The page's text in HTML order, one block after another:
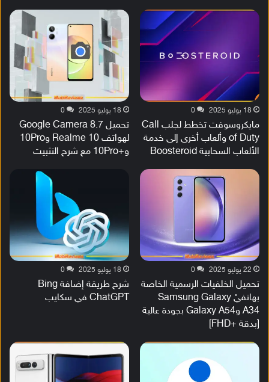
18 يوليو 2025 0
مايكروسوفت تخطط لجلب Call
of Duty وألعاب أخرى إلى خدمة
الألعاب السحابية Boosteroid
18 يوليو 2025 0
تحميل Google Camera 8.7
لهواتف Realme 10 و10Pro
و+10Pro مع شرح التثبيت
22 يوليو 2025 0
تحميل الخلفيات الرسمية الخاصة
بهاتفيْ Samsung Galaxy
A34 وGalaxy A54 بجودة عالية
[بدقة +FHD]
18 يوليو 2025 0
شرح طريقة إضافة Bing
ChatGPT في سكايب